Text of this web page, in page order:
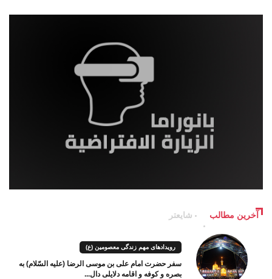
آخرین مطالب شایعتر
رویدادهای مهم زندگی معصومین (ع)
سفر حضرت امام علی بن موسی الرضا (علیه السّلام) به
بصره و کوفه و اقامه دلایلی دال...